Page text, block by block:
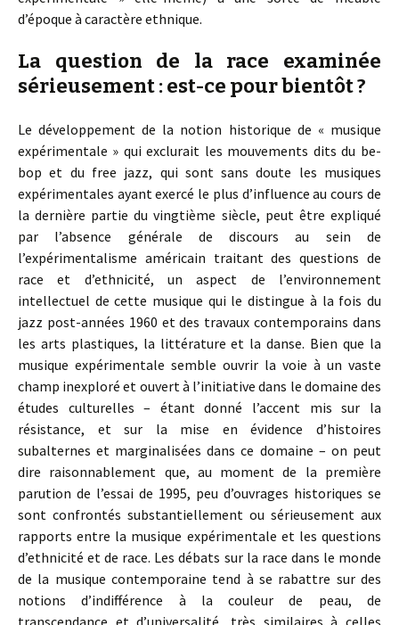
d’époque à caractère ethnique.
La question de la race examinée
sérieusement : est-ce pour bientôt ?
Le développement de la notion historique de « musique
expérimentale » qui exclurait les mouvements dits du be-
bop et du free jazz, qui sont sans doute les musiques
expérimentales ayant exercé le plus d’influence au cours de
la dernière partie du vingtième siècle, peut être expliqué
par l’absence générale de discours au sein de
l’expérimentalisme américain traitant des questions de
race et d’ethnicité, un aspect de l’environnement
intellectuel de cette musique qui le distingue à la fois du
jazz post-années 1960 et des travaux contemporains dans
les arts plastiques, la littérature et la danse. Bien que la
musique expérimentale semble ouvrir la voie à un vaste
champ inexploré et ouvert à l’initiative dans le domaine des
études culturelles – étant donné l’accent mis sur la
résistance, et sur la mise en évidence d’histoires
subalternes et marginalisées dans ce domaine – on peut
dire raisonnablement que, au moment de la première
parution de l’essai de 1995, peu d’ouvrages historiques se
sont confrontés substantiellement ou sérieusement aux
rapports entre la musique expérimentale et les questions
d’ethnicité et de race. Les débats sur la race dans le monde
de la musique contemporaine tend à se rabattre sur des
notions d’indifférence à la couleur de peau, de
transcendance et d’universalité, très similaires à celles